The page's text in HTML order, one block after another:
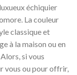
échiquier
La couleur
classique et
à la maison ou en
si vous
vous ou pour offrir,